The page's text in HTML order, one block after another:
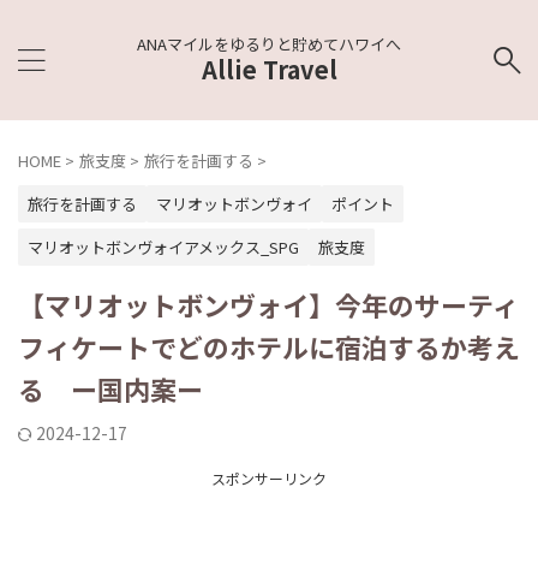
ANAマイルをゆるりと貯めてハワイへ
Allie Travel
HOME > 旅支度 > 旅行を計画する >
旅行を計画する
マリオットボンヴォイ
ポイント
マリオットボンヴォイアメックス_SPG
旅支度
【マリオットボンヴォイ】今年のサーティ
フィケートでどのホテルに宿泊するか考え
る ー国内案ー
2024-12-17
スポンサーリンク